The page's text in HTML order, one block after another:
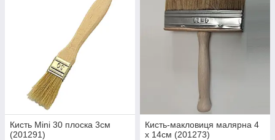
Кисть Mini 30 плоска 3см
(201291)
Кисть-макловиця малярна 4
х 14см (201273)